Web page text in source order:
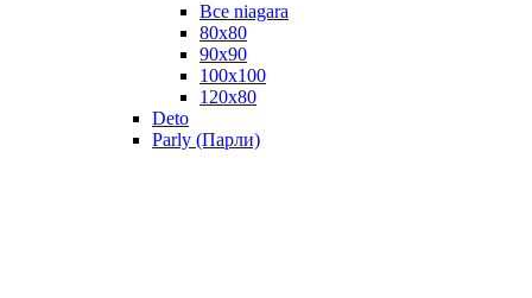
Все niagara
80x80
90x90
100x100
120x80
Deto
Parly (Парли)